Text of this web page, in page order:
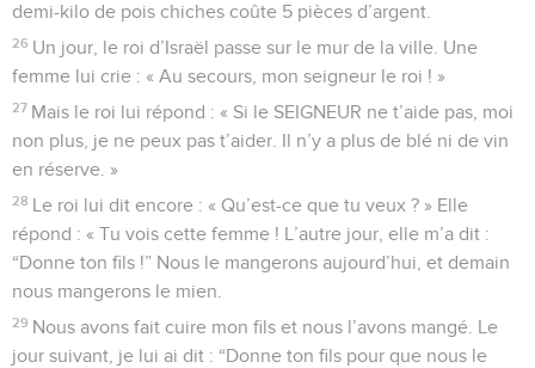
demi-kilo de pois chiches coûte 5 pièces d’argent.
26 Un jour, le roi d’Israël passe sur le mur de la ville. Une
femme lui crie : « Au secours, mon seigneur le roi ! »
27 Mais le roi lui répond : « Si le SEIGNEUR ne t’aide pas, moi
non plus, je ne peux pas t’aider. Il n’y a plus de blé ni de vin
en réserve. »
28 Le roi lui dit encore : « Qu’est-ce que tu veux ? » Elle
répond : « Tu vois cette femme ! L’autre jour, elle m’a dit :
“Donne ton fils !” Nous le mangerons aujourd’hui, et demain
nous mangerons le mien.
29 Nous avons fait cuire mon fils et nous l’avons mangé. Le
jour suivant, je lui ai dit : “Donne ton fils pour que nous le